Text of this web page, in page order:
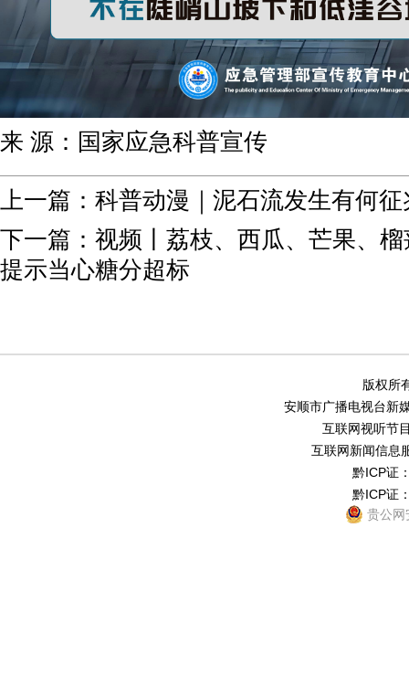
来 源：国家应急科普宣传
上一篇： 科普动漫｜泥石流发生有何
下一篇： 视频丨荔枝、西瓜、芒果、
提示当心糖分超标
版权所
安顺市广播电视台新
互联网视听节
互联网新闻信息
黔ICP证
黔ICP证
贵公